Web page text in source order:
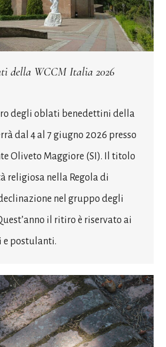
della WCCM Italia 2026
degli oblati benedettini della
dal 4 al 7 giugno 2026 presso
Oliveto Maggiore (SI). Il titolo
religiosa nella Regola di
nel gruppo degli
il ritiro è riservato ai
e postulanti.